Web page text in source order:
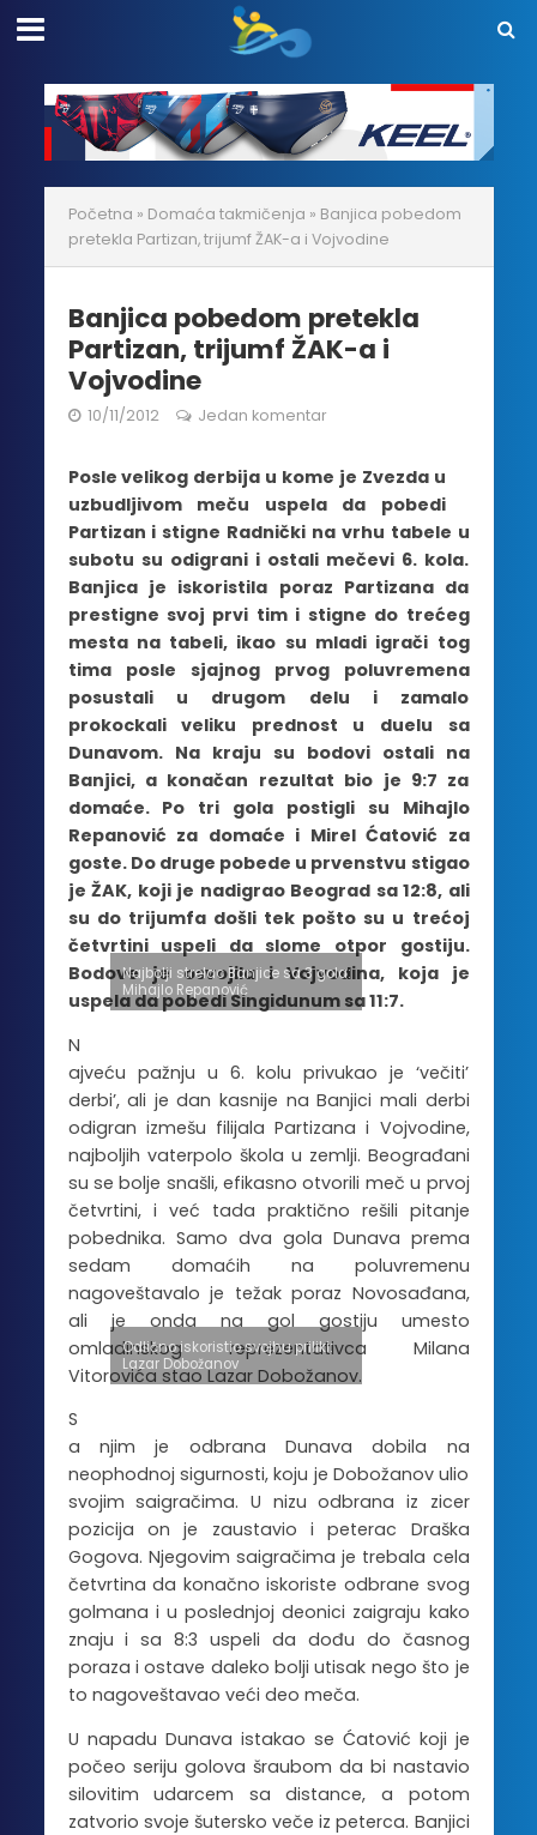
Početna » Domaća takmičenja » Banjica pobedom
pretekla Partizan, trijumf ŽAK-a i Vojvodine
Banjica pobedom pretekla
Partizan, trijumf ŽAK-a i
Vojvodine
10/11/2012 Jedan komentar
Posle velikog derbija u kome je Zvezda u
uzbudljivom meču uspela da pobedi
Partizan i stigne Radnički na vrhu tabele u
subotu su odigrani i ostali mečevi 6. kola.
Banjica je iskoristila poraz Partizana da
prestigne svoj prvi tim i stigne do trećeg
mesta na tabeli, ikao su mladi igrači tog
tima posle sjajnog prvog poluvremena
posustali u drugom delu i zamalo
prokockali veliku prednost u duelu sa
Dunavom. Na kraju su bodovi ostali na
Banjici, a konačan rezultat bio je 9:7 za
domaće. Po tri gola postigli su Mihajlo
Repanović za domaće i Mirel Ćatović za
goste. Do druge pobede u prvenstvu stigao
je ŽAK, koji je nadigrao Beograd sa 12:8, ali
su do trijumfa došli tek pošto su u trećoj
četvrtini uspeli da slome otpor gostiju.
Bodove je osvojila i Vojvodina, koja je
uspela da pobedi Singidunum sa 11:7.
Najbolji strelac Banjice sa 3 gola:
Mihajlo Repanović
N
ajveću pažnju u 6. kolu privukao je ‘večiti’
derbi’, ali je dan kasnije na Banjici mali derbi
odigran izmešu filijala Partizana i Vojvodine,
najboljih vaterpolo škola u zemlji. Beograđani
su se bolje snašli, efikasno otvorili meč u prvoj
četvrtini, i već tada praktično rešili pitanje
pobednika. Samo dva gola Dunava prema
sedam domaćih na poluvremenu
nagoveštavalo je težak poraz Novosađana,
ali je onda na gol gostiju umesto
omladinskog reprezentativca Milana
Vitorovića stao Lazar Dobožanov.
Odlično iskoristio svojhu priliki:
Lazar Dobožanov
S
a njim je odbrana Dunava dobila na
neophodnoj sigurnosti, koju je Dobožanov ulio
svojim saigračima. U nizu odbrana iz zicer
pozicija on je zaustavio i peterac Draška
Gogova. Njegovim saigračima je trebala cela
četvrtina da konačno iskoriste odbrane svog
golmana i u poslednjoj deonici zaigraju kako
znaju i sa 8:3 uspeli da dođu do časnog
poraza i ostave daleko bolji utisak nego što je
to nagoveštavao veći deo meča.
U napadu Dunava istakao se Ćatović koji je
počeo seriju golova šraubom da bi nastavio
silovitim udarcem sa distance, a potom
zatvorio svoje šutersko veče iz peterca. Banjici